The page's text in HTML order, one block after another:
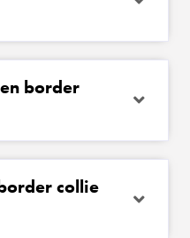
border
collie